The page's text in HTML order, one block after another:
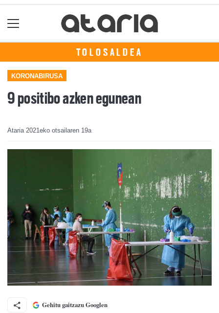
TOLOSALDEA
KORONABIRUSA
9 positibo azken egunean
Ataria 2021eko otsailaren 19a
Gehitu gaitzazu Googlen